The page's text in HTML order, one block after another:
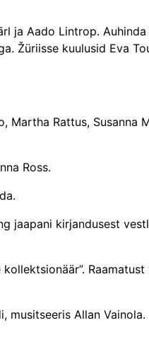
ja Aado Lintrop. Auhinda
Žüriisse kuulusid Eva
Martha Rattus, Susanna
Ross.
jaapani kirjandusest
musitseeris Allan Vainola.